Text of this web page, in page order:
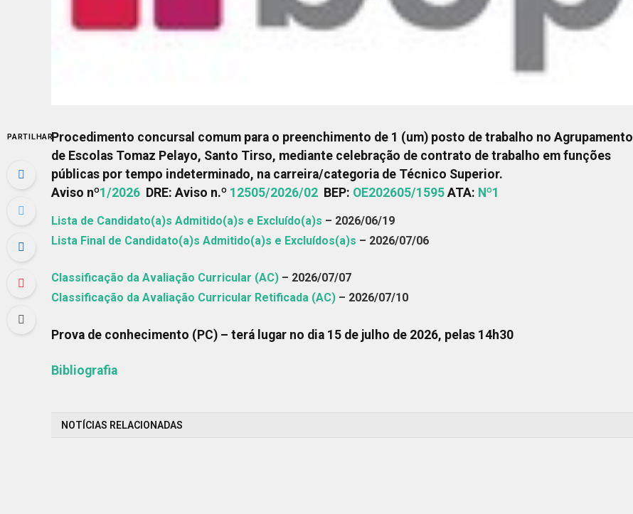
PARTILHARProcedimento concursal comum para o preenchimento de 1 (um) posto de trabalho no Agrupamento
de Escolas Tomaz Pelayo, Santo Tirso, mediante celebração de contrato de trabalho em funções
públicas por tempo indeterminado, na carreira/categoria de Técnico Superior.
Aviso nº1/2026 DRE: Aviso n.º 12505/2026/02 BEP: OE202605/1595 ATA: Nº1
Lista de Candidato(a)s Admitido(a)s e Excluído(a)s – 2026/06/19
Lista Final de Candidato(a)s Admitido(a)s e Excluídos(a)s – 2026/07/06
Classificação da Avaliação Curricular (AC) – 2026/07/07
Classificação da Avaliação Curricular Retificada (AC) – 2026/07/10
Prova de conhecimento (PC) – terá lugar no dia 15 de julho de 2026, pelas 14h30
Bibliografia
NOTÍCIAS RELACIONADAS